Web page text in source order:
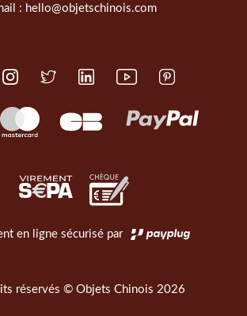
: hello@objetschinois.com
en ligne sécurisé par
réservés © Objets Chinois 2026